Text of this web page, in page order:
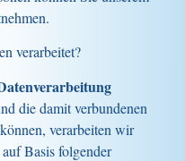
verarbeitet?
die damit verbundenen
verarbeiten wir
Basis folgender